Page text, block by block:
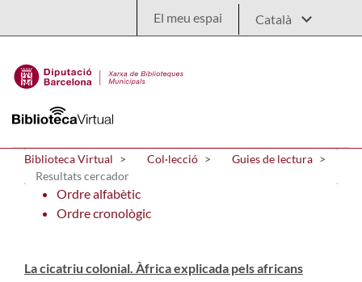
El meu espai
Biblioteca Virtual Col·lecció
Guies de lectura
Resultats cercador
Ordre alfabètic
Ordre cronològic
La cicatriu colonial. Àfrica explicada pels africans